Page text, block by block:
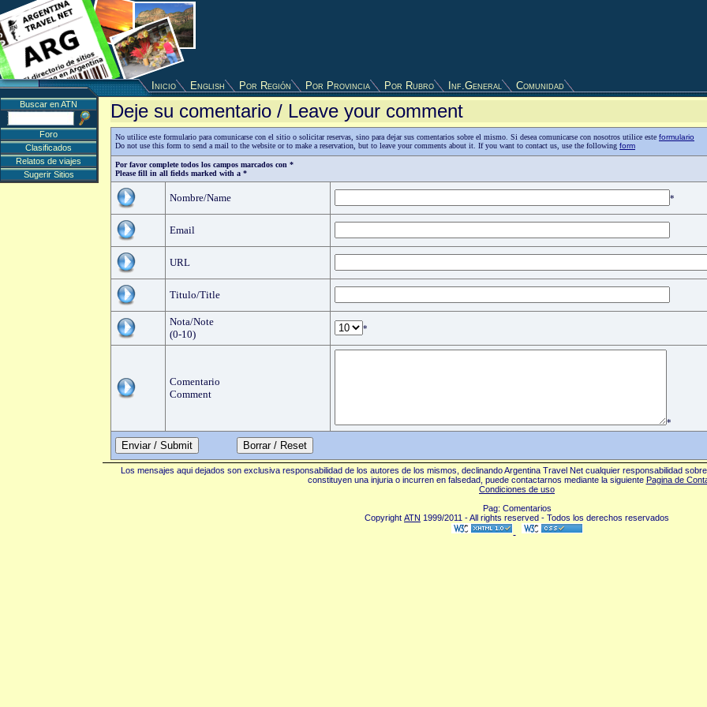
Inicio English Por Región Por Provincia Por Rubro Inf.General Comunidad
Deje su comentario / Leave your comment
No utilice este formulario para comunicarse con el sitio o solicitar reservas, sino para dejar sus comentarios sobre el mismo. Si desea comunicarse con nosotros utilice este formulario
Do not use this form to send a mail to the website or to make a reservation, but to leave your comments about it. If you want to contact us, use the following form
Por favor complete todos los campos marcados con *
Please fill in all fields marked with a *
Nombre/Name *
Email
URL
Titulo/Title
Nota/Note
(0-10)
*
Comentario
Comment
*
Enviar / Submit
Buscar en ATN
Foro
Clasificados
Relatos de viajes
Sugerir Sitios
Los mensajes aqui dejados son exclusiva responsabilidad de los autores de los mismos, declinando Argentina Travel Net cualquier responsabilidad
constituyen una injuria o incurren en falsedad, puede contactarnos mediante la siguiente Pagina de
Condiciones de uso
Pag: Comentarios
Copyright ATN 1999/2011 - All rights reserved - Todos los derechos reservados